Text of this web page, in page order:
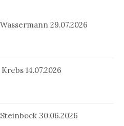
29.07.2026
14.07.2026
30.06.2026